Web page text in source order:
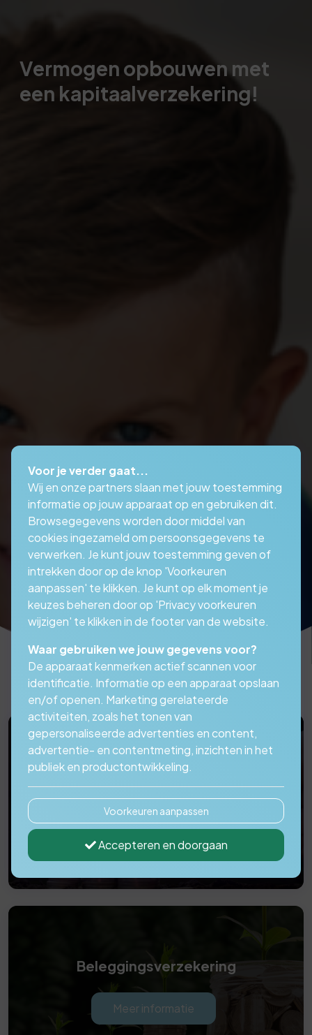
Vermogen opbouwen met
een kapitaalverzekering!
Kapitaalverzekering
Meer informatie
Beleggingsverzekering
Meer informatie
Voor je verder gaat...
Wij en onze partners slaan met jouw toestemming
informatie op jouw apparaat op en gebruiken dit.
Browsegegevens worden door middel van
cookies ingezameld om persoonsgegevens te
verwerken. Je kunt jouw toestemming geven of
intrekken door op de knop 'Voorkeuren
aanpassen' te klikken. Je kunt op elk moment je
keuzes beheren door op 'Privacy voorkeuren
wijzigen' te klikken in de footer van de website.
Waar gebruiken we jouw gegevens voor?
De apparaat kenmerken actief scannen voor
identificatie. Informatie op een apparaat opslaan
en/of openen. Marketing gerelateerde
activiteiten, zoals het tonen van
gepersonaliseerde advertenties en content,
advertentie- en contentmeting, inzichten in het
publiek en productontwikkeling.
Voorkeuren aanpassen
Accepteren en doorgaan